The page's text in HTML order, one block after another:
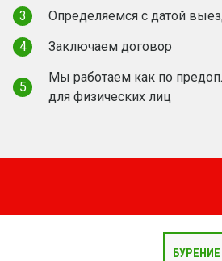
3
Определяемся с датой
4
Заключаем договор
5
Мы работаем как по
для физических лиц